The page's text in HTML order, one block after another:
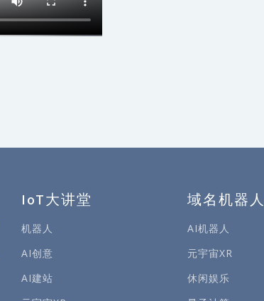
IoT大讲堂
机器人
AI创意
AI建站
域名机器人
AI机器人
元宇宙XR
休闲娱乐